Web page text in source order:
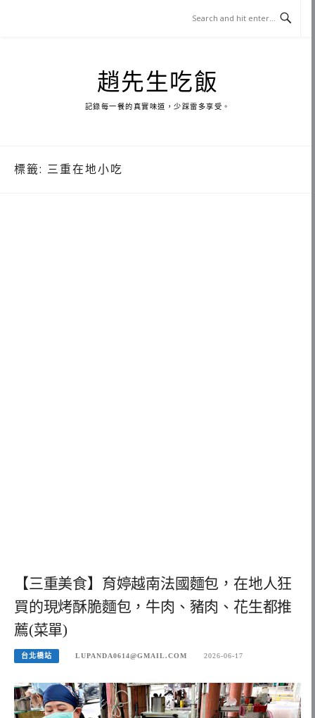
趙先生吃飯
記錄每一餐的真實味道，少踩雷多享受。
標籤: 三重在地小吃
【三重美食】育婷越南法國麵包，在地人狂
買的現烤酥脆麵包，牛肉、豬肉、花生都推
薦(菜單)
台北橋站 LUPANDA0614@GMAIL.COM 2026-06-17